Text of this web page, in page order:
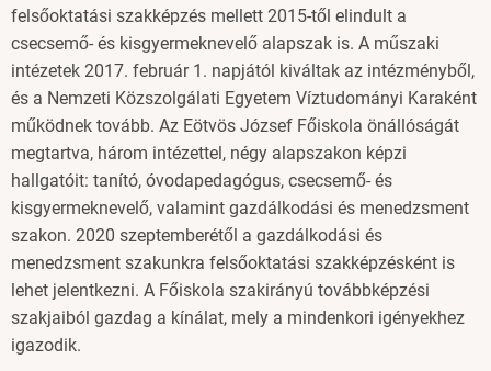
felsőoktatási szakképzés mellett 2015-től elindult a
csecsemő- és kisgyermeknevelő alapszak is. A műszaki
intézetek 2017. február 1. napjától kiváltak az intézményből,
és a Nemzeti Közszolgálati Egyetem Víztudományi Karaként
működnek tovább. Az Eötvös József Főiskola önállóságát
megtartva, három intézettel, négy alapszakon képzi
hallgatóit: tanító, óvodapedagógus, csecsemő- és
kisgyermeknevelő, valamint gazdálkodási és menedzsment
szakon. 2020 szeptemberétől a gazdálkodási és
menedzsment szakunkra felsőoktatási szakképzésként is
lehet jelentkezni. A Főiskola szakirányú továbbképzési
szakjaiból gazdag a kínálat, mely a mindenkori igényekhez
igazodik.